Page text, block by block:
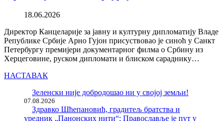
18.06.2026
Директор Канцеларије за јавну и културну дипломатију Владе
Републике Србије Арно Гујон присуствовао је синоћ у Санкт
Петербургу премијери документарног филма о Србину из
Херцеговине, руском дипломати и блиском сараднику…
НАСТАВАК
Зеленски није добродошао ни у својој земљи!
07.08.2026
Здравко Шћепановић, градитељ братства и
уредник „Панонских нити“: Православље је пут у